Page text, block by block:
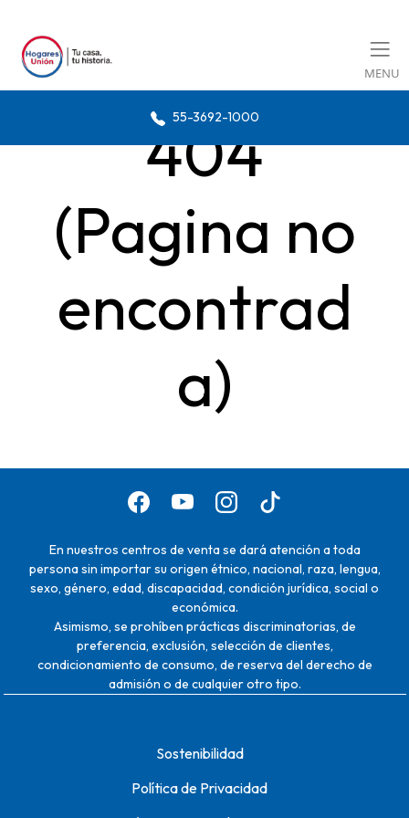
MENU
55-3692-1000
404
(Pagina no
encontrad
a)
En nuestros centros de venta se dará atención a toda
persona sin importar su origen étnico, nacional, raza, lengua,
sexo, género, edad, discapacidad, condición jurídica, social o
económica.
Asimismo, se prohíben prácticas discriminatorias, de
preferencia, exclusión, selección de clientes,
condicionamiento de consumo, de reserva del derecho de
admisión o de cualquier otro tipo.
Sostenibilidad
Política de Privacidad